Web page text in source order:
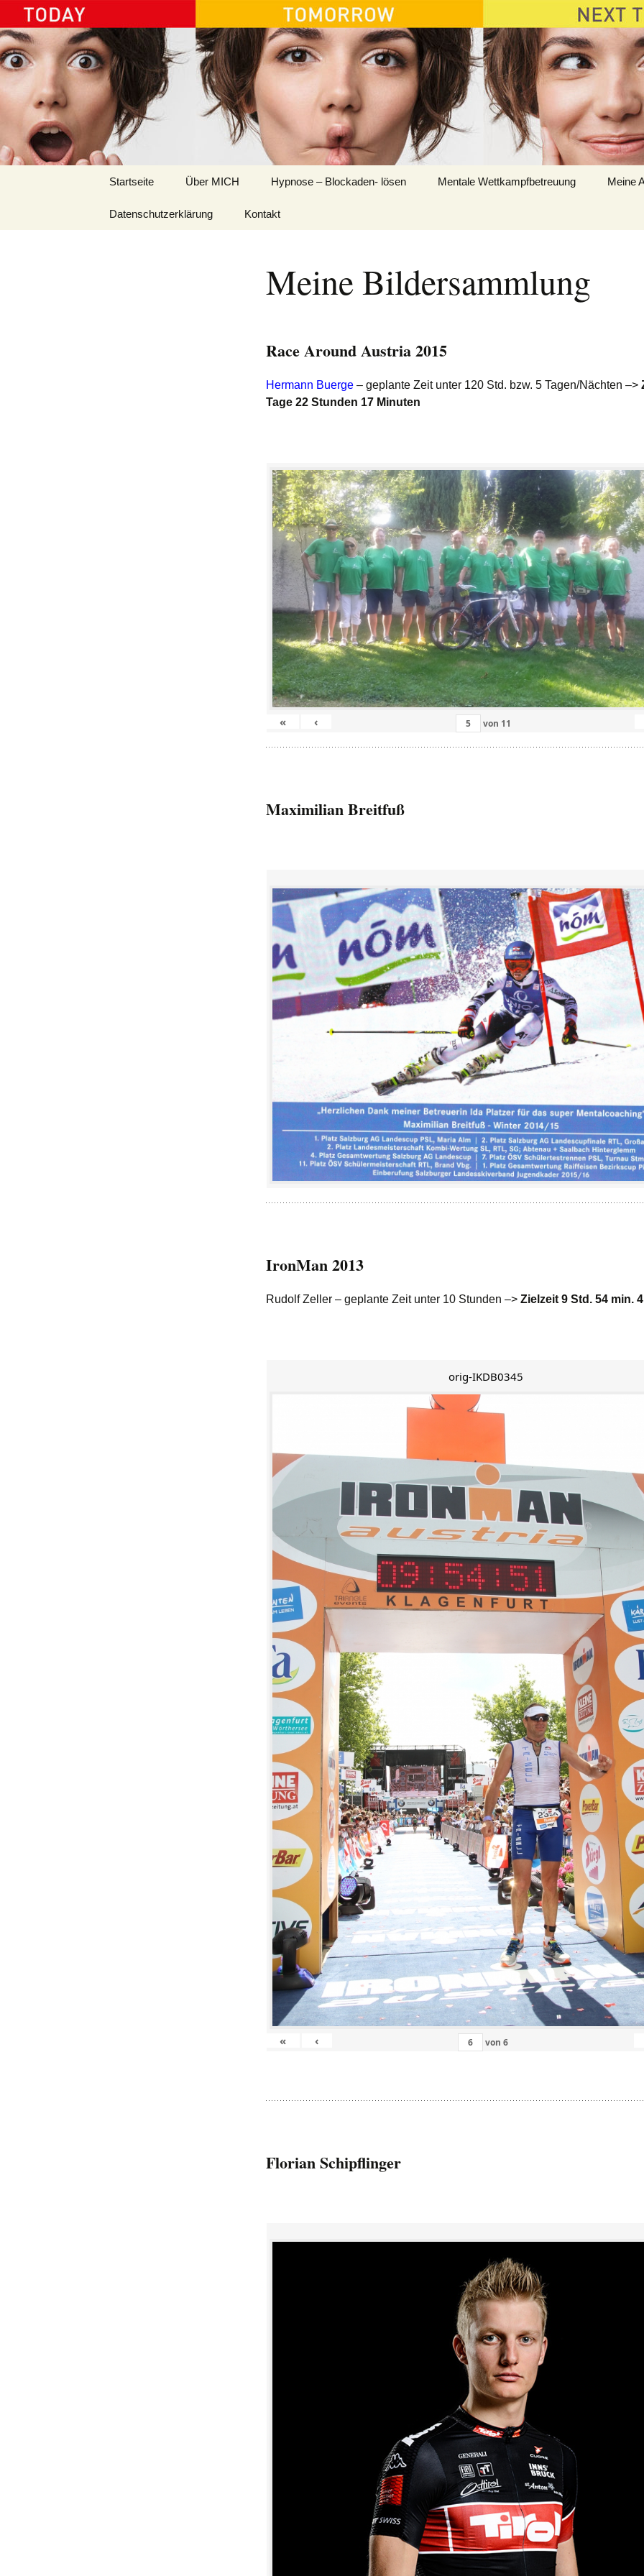
Ida Platzer
Inhalt
Startseite Über MICH Hypnose – Blockaden- lösen Mentale Wettkampfbetreuung Meine
Datenschutzerklärung Kontakt
Meine Bildersammlung
Race Around Austria 2015
Hermann Buerge – geplante Zeit unter 120 Std. bzw. 5 Tagen/Nächten –>
Tage 22 Stunden 17 Minuten
« ‹ von 11
Maximilian Breitfuß
IronMan 2013
Rudolf Zeller – geplante Zeit unter 10 Stunden –> Zielzeit 9 Std. 54 min.
orig-IKDB0345
« ‹ von 6
Florian Schipflinger